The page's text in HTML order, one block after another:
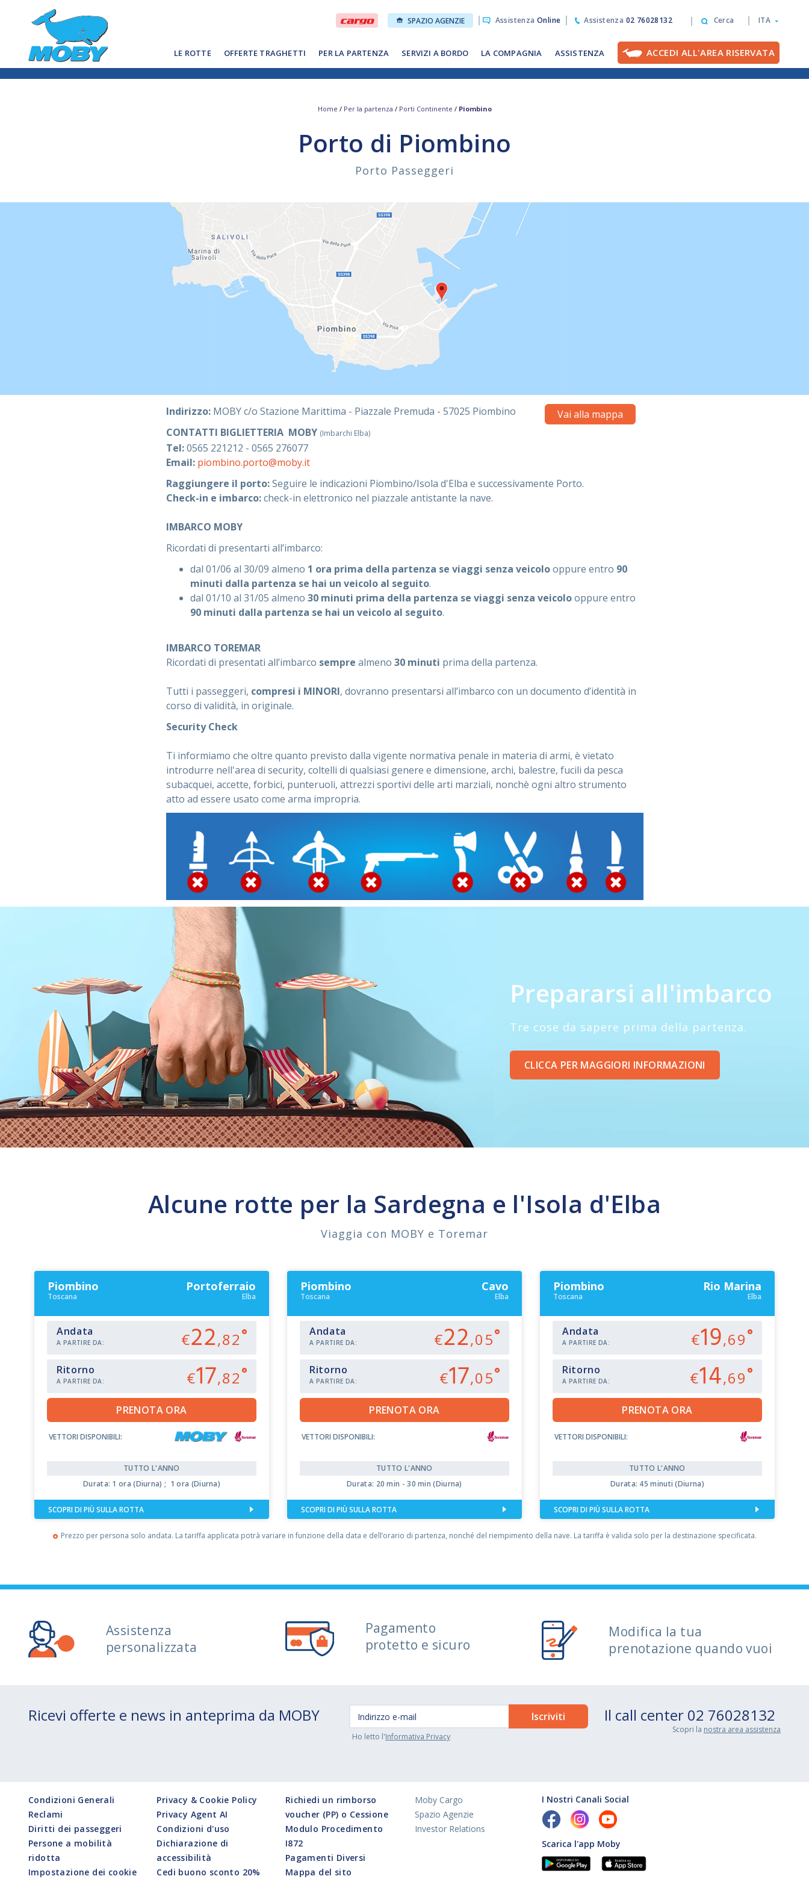
Cerca ITA
LE ROTTE OFFERTE TRAGHETTI PER LA PARTENZA SERVIZI A BORDO LA COMPAGNIA ASSISTENZA ACCEDI ALL'AREA RISERVATA
SPAZIO AGENZIE Assistenza Online Assistenza 02 76028132
Home / Per la partenza / Porti Continente / Piombino
Porto di Piombino
Porto Passeggeri
Indirizzo: MOBY c/o Stazione Marittima - Piazzale Premuda - 57025 Piombino
Vai alla mappa
CONTATTI BIGLIETTERIA MOBY (Imbarchi Elba)
Tel:0565 221212 - 0565 276077
Email: piombino.porto@moby.it
Raggiungere il porto:Seguire le indicazioni Piombino/Isola d'Elba e successivamente Porto.
Check-in e imbarco:check-in elettronico nel piazzale antistante la nave.
IMBARCO MOBY
Ricordati di presentarti all’imbarco:
dal 01/06 al 30/09 almeno 1 ora prima della partenza se viaggi senza veicolooppure entro 90
minuti dalla partenza se hai un veicolo al seguito.
dal 01/10 al 31/05 almeno 30 minuti prima della partenza se viaggi senza veicolooppure entro
90 minuti dalla partenza se hai un veicolo al seguito.
IMBARCO TOREMAR
Ricordati di presentati all’imbarco sempre almeno 30 minuti prima della partenza.
Tutti i passeggeri, compresi i MINORI, dovranno presentarsi all’imbarco con un documento d’identità in
corso di validità, in originale.
Security Check
Ti informiamo che oltre quanto previsto dalla vigente normativa penale in materia di armi, è vietato
introdurre nell'area di security, coltelli di qualsiasi genere e dimensione, archi, balestre, fucili da pesca
subacquei, accette, forbici, punteruoli, attrezzi sportivi delle arti marziali, nonchè ogni altro strumento
atto ad essere usato come arma impropria.
Prepararsi all'imbarco
Tre cose da sapere prima della partenza.
CLICCA PER MAGGIORI INFORMAZIONI
Alcune rotte per la Sardegna e l'Isola d'Elba
Viaggia con MOBY e Toremar
Piombino
Toscana
Portoferraio
Elba
Andata
A PARTIRE DA: €22,82
Ritorno
A PARTIRE DA: €17,82
VETTORI DISPONIBILI:
TUTTO L'ANNO
Durata: 1 ora (Diurna) ; 1 ora (Diurna)
SCOPRI DI PIÙ SULLA ROTTA
Piombino
Toscana
Cavo
Elba
Andata
A PARTIRE DA: €22,05
Ritorno
A PARTIRE DA: €17,05
VETTORI DISPONIBILI:
TUTTO L'ANNO
Durata: 20 min - 30 min (Diurna)
SCOPRI DI PIÙ SULLA ROTTA
Piombino
Toscana
Rio Marina
Elba
Andata
A PARTIRE DA: €19,69
Ritorno
A PARTIRE DA: €14,69
VETTORI DISPONIBILI:
TUTTO L'ANNO
Durata: 45 minuti (Diurna)
SCOPRI DI PIÙ SULLA ROTTA
Prezzo per persona solo andata. La tariffa applicata potrà variare in funzione della data e dell’orario di partenza, nonché del riempimento della nave. La tariffa è valida solo per la destinazione specificata.
Assistenza
personalizzata
Pagamento
protetto e sicuro
Modifica la tua
prenotazione quando vuoi
Ricevi offerte e news in anteprima da MOBY
Ho letto l'Informativa Privacy
Il call center 02 76028132
Scopri la nostra area assistenza
Condizioni Generali
Reclami
Diritti dei passeggeri
Persone a mobilità
ridotta
Impostazione dei cookie
Privacy & Cookie Policy
Privacy Agent AI
Condizioni d'uso
Dichiarazione di
accessibilità
Cedi buono sconto 20%
Richiedi un rimborso
voucher (PP) o Cessione
Modulo Procedimento
I872
Pagamenti Diversi
Mappa del sito
Moby Cargo
Spazio Agenzie
Investor Relations
I Nostri Canali Social
Scarica l'app Moby